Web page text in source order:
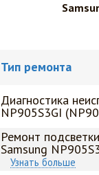
Тип ремонта
Диагностика
NP905S3GI
Ремонт
Samsung
Узнать больше